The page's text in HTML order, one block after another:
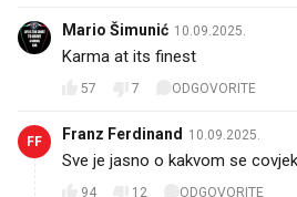
Mario Šimunić 10.09.2025.
Karma at its finest 👌
57 7 ODGOVORITE
FF Franz Ferdinand 10.09.2025.
Sve je jasno o kakvom se
94 12 ODGOVORITE